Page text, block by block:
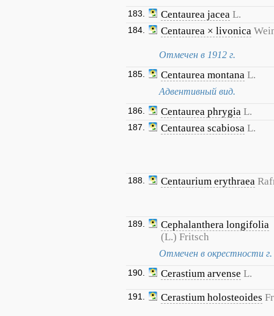
183. Centaurea jacea L.
184. Centaurea × livonica
Отмечен в 1912 г.
185. Centaurea montana L.
Адвентивный вид.
186. Centaurea phrygia L.
187. Centaurea scabiosa L.
188. Centaurium erythraea
189.
Cephalanthera longifolia
(L.) Fritsch
Отмечен в окрестности г.
190. Cerastium arvense L.
191. Cerastium holosteoides